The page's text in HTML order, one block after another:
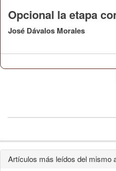
Opcional la etapa
José Dávalos Morales
Detalles
Artículos más leídos del mismo